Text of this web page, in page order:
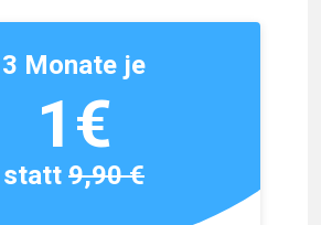
3 Monate je
1€
statt9,90 €